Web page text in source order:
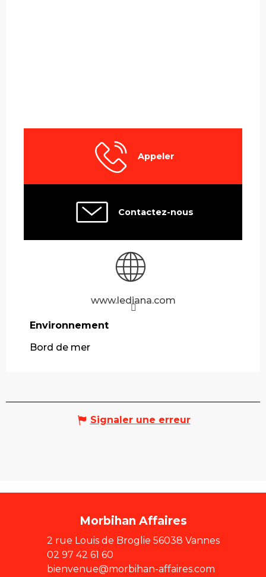
Appeler
Contactez-nous
www.lediana.com
Environnement
Environnement
Bord de mer
Signaler une erreur
Morbihan Affaires
2 rue Louis de Broglie 56038 Vannes
02 97 42 61 60
bienvenue@morbihan-affaires.com